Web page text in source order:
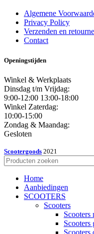
Algemene
Privacy Policy
Verzenden en
Contact
Openingstijden
Winkel & Werkplaats
Dinsdag t/m Vrijdag:
9:00-12:00 13:00-18:00
Winkel Zaterdag:
10:00-15:00
Zondag & Maandag:
Gesloten
Scootergoods 2021
Home
Aanbiedingen
SCOOTERS
Scooters
Scooters
Scooters
Scooters